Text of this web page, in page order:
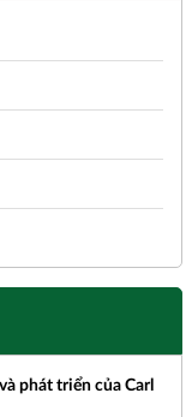
phát triển của Carl